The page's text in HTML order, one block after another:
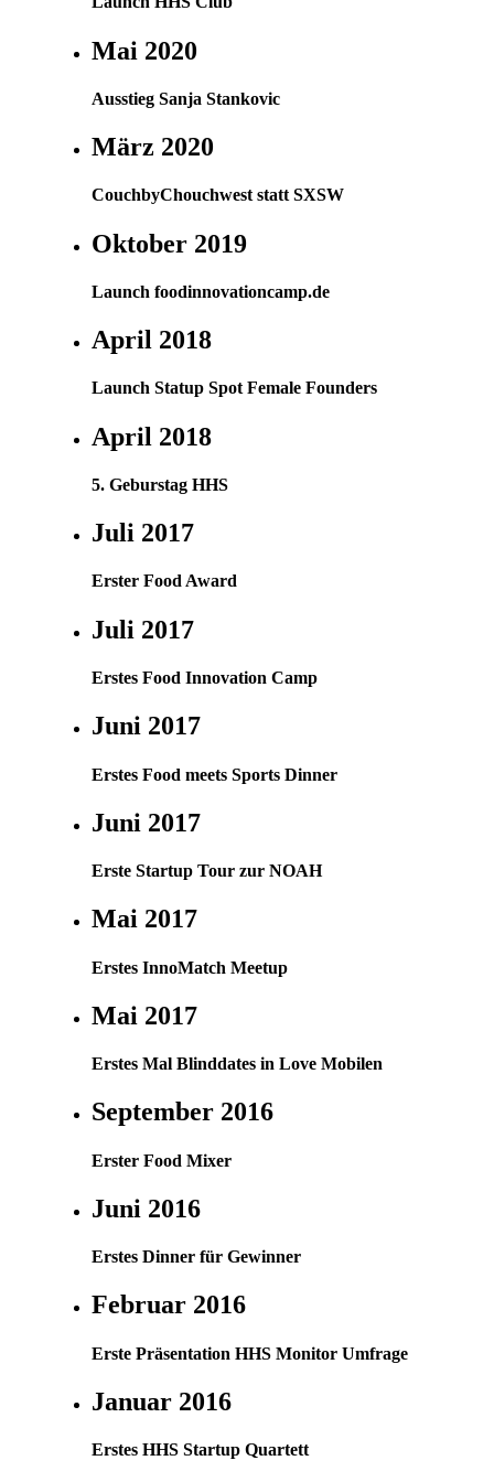
Mai 2020
Ausstieg Sanja Stankovic
März 2020
CouchbyChouchwest statt SXSW
Oktober 2019
Launch foodinnovationcamp.de
April 2018
Launch Statup Spot Female Founders
April 2018
5. Geburstag HHS
Juli 2017
Erster Food Award
Juli 2017
Erstes Food Innovation Camp
Juni 2017
Erstes Food meets Sports Dinner
Juni 2017
Erste Startup Tour zur NOAH
Mai 2017
Erstes InnoMatch Meetup
Mai 2017
Erstes Mal Blinddates in Love Mobilen
September 2016
Erster Food Mixer
Juni 2016
Erstes Dinner für Gewinner
Februar 2016
Erste Präsentation HHS Monitor Umfrage
Januar 2016
Erstes HHS Startup Quartett